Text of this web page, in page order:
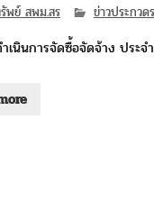
พย์ สพม.สร ข่าวประกว
เนินการจัดซื้อจัดจ้าง ประ